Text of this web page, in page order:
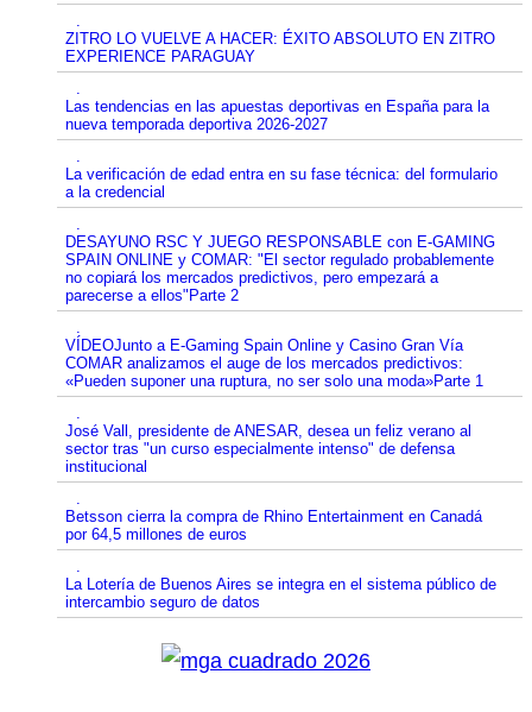
.
ZITRO LO VUELVE A HACER: ÉXITO ABSOLUTO EN ZITRO
EXPERIENCE PARAGUAY
.
Las tendencias en las apuestas deportivas en España para la
nueva temporada deportiva 2026-2027
.
La verificación de edad entra en su fase técnica: del formulario
a la credencial
.
DESAYUNO RSC Y JUEGO RESPONSABLE con E-GAMING
SPAIN ONLINE y COMAR: "El sector regulado probablemente
no copiará los mercados predictivos, pero empezará a
parecerse a ellos"Parte 2
.
VÍDEOJunto a E-Gaming Spain Online y Casino Gran Vía
COMAR analizamos el auge de los mercados predictivos:
«Pueden suponer una ruptura, no ser solo una moda»Parte 1
.
José Vall, presidente de ANESAR, desea un feliz verano al
sector tras "un curso especialmente intenso" de defensa
institucional
.
Betsson cierra la compra de Rhino Entertainment en Canadá
por 64,5 millones de euros
.
La Lotería de Buenos Aires se integra en el sistema público de
intercambio seguro de datos